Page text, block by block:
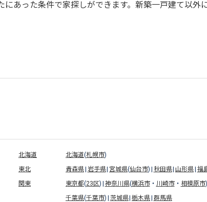
にあった条件で家探しができます。新築一戸建て以
北海道 北海道(札幌市)
東北
青森県 岩手県 宮城県(仙台市) 秋田県 山形県 福
関東
東京都(23区) 神奈川県(横浜市・ 川崎市・ 相模原市)
千葉県(千葉市) 茨城県 栃木県 群馬県